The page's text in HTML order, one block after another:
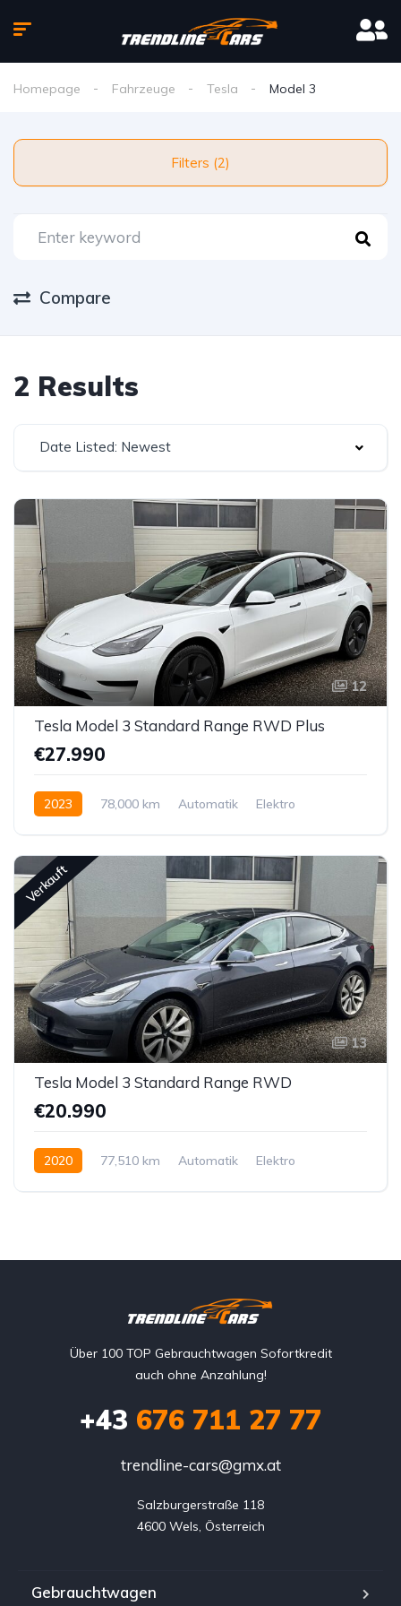
Homepage Fahrzeuge Tesla Model 3
Filters (2)
Compare
2 Results
Date Listed: Newest
12
Tesla Model 3 Standard Range RWD Plus
€27.990
2023 78,000 km Automatik
Elektro
Verkauft
13
Tesla Model 3 Standard Range RWD
€20.990
2020 77,510 km Automatik
Elektro
Über 100 TOP Gebrauchtwagen Sofortkredit
auch ohne Anzahlung!
+43 676 711 27 77
trendline-cars@gmx.at
Salzburgerstraße 118
4600 Wels, Österreich
Gebrauchtwagen